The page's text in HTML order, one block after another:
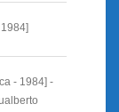
- 1984] -